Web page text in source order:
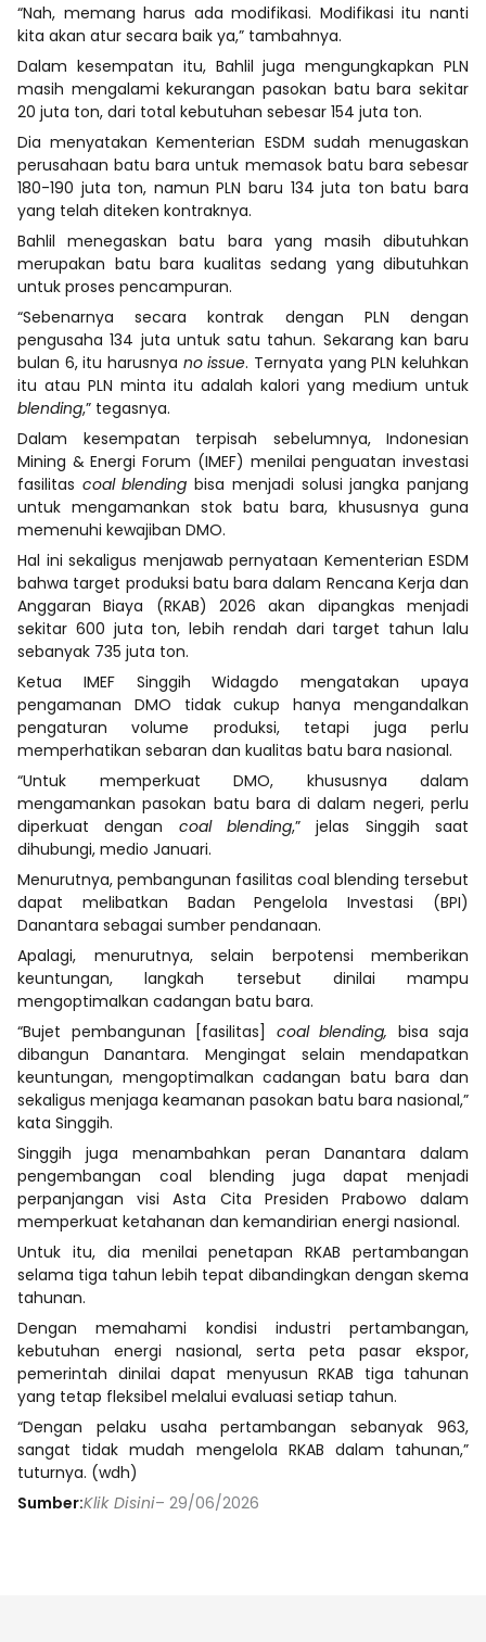
“Nah, memang harus ada modifikasi. Modifikasi itu nanti
kita akan atur secara baik ya,” tambahnya.
Dalam kesempatan itu, Bahlil juga mengungkapkan PLN
masih mengalami kekurangan pasokan batu bara sekitar
20 juta ton, dari total kebutuhan sebesar 154 juta ton.
Dia menyatakan Kementerian ESDM sudah menugaskan
perusahaan batu bara untuk memasok batu bara sebesar
180-190 juta ton, namun PLN baru 134 juta ton batu bara
yang telah diteken kontraknya.
Bahlil menegaskan batu bara yang masih dibutuhkan
merupakan batu bara kualitas sedang yang dibutuhkan
untuk proses pencampuran.
“Sebenarnya secara kontrak dengan PLN dengan
pengusaha 134 juta untuk satu tahun. Sekarang kan baru
bulan 6, itu harusnya no issue. Ternyata yang PLN keluhkan
itu atau PLN minta itu adalah kalori yang medium untuk
blending,” tegasnya.
Dalam kesempatan terpisah sebelumnya, Indonesian
Mining & Energi Forum (IMEF) menilai penguatan investasi
fasilitas coal blendingbisa menjadi solusi jangka panjang
untuk mengamankan stok batu bara, khususnya guna
memenuhi kewajiban DMO.
Hal ini sekaligus menjawab pernyataan Kementerian ESDM
bahwa target produksi batu bara dalam Rencana Kerja dan
Anggaran Biaya (RKAB) 2026 akan dipangkas menjadi
sekitar 600 juta ton, lebih rendah dari target tahun lalu
sebanyak 735 juta ton.
Ketua IMEF Singgih Widagdo mengatakan upaya
pengamanan DMO tidak cukup hanya mengandalkan
pengaturan volume produksi, tetapi juga perlu
memperhatikan sebaran dan kualitas batu bara nasional.
“Untuk memperkuat DMO, khususnya dalam
mengamankan pasokan batu bara di dalam negeri, perlu
diperkuat dengan coal blending,” jelas Singgih saat
dihubungi, medio Januari.
Menurutnya, pembangunan fasilitas coal blending tersebut
dapat melibatkan Badan Pengelola Investasi (BPI)
Danantara sebagai sumber pendanaan.
Apalagi, menurutnya, selain berpotensi memberikan
keuntungan, langkah tersebut dinilai mampu
mengoptimalkan cadangan batu bara.
“Bujet pembangunan [fasilitas]
coal blending, bisa saja
dibangun Danantara. Mengingat selain mendapatkan
keuntungan, mengoptimalkan cadangan batu bara dan
sekaligus menjaga keamanan pasokan batu bara nasional,”
kata Singgih.
Singgih juga menambahkan peran Danantara dalam
pengembangan coal blending juga dapat menjadi
perpanjangan visi Asta Cita Presiden Prabowo dalam
memperkuat ketahanan dan kemandirian energi nasional.
Untuk itu, dia menilai penetapan RKAB pertambangan
selama tiga tahun lebih tepat dibandingkan dengan skema
tahunan.
Dengan memahami kondisi industri pertambangan,
kebutuhan energi nasional, serta peta pasar ekspor,
pemerintah dinilai dapat menyusun RKAB tiga tahunan
yang tetap fleksibel melalui evaluasi setiap tahun.
“Dengan pelaku usaha pertambangan sebanyak 963,
sangat tidak mudah mengelola RKAB dalam tahunan,”
tuturnya. (wdh)
Sumber:Klik Disini– 29/06/2026